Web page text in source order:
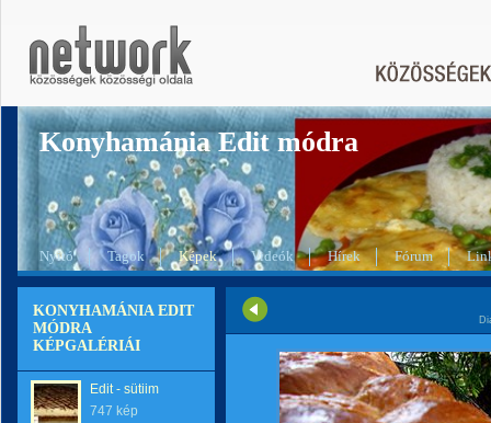
Konyhamánia Edit módra
Nyitó Tagok Képek Videók Hírek Fórum
KONYHAMÁNIA EDIT
MÓDRA
KÉPGALÉRIÁI
Edit - sütiim
747 kép